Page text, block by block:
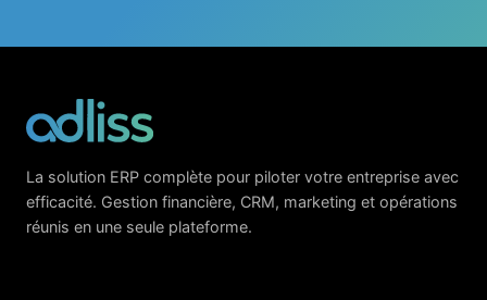
La solution ERP complète pour piloter votre entreprise avec
efficacité. Gestion financière, CRM, marketing et opérations
réunis en une seule plateforme.